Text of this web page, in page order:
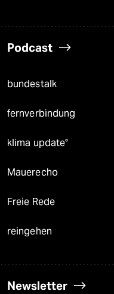
Podcast
bundestalk
fernverbindung
klima update°
Mauerecho
Freie Rede
reingehen
Newsletter